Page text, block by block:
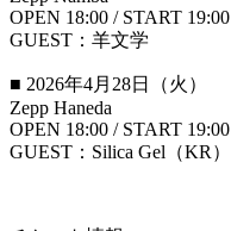
OPEN 18:00 / START 19:00
GUEST：羊文学
■ 2026年4月28日（火）
Zepp Haneda
OPEN 18:00 / START 19:00
GUEST：Silica Gel（KR）